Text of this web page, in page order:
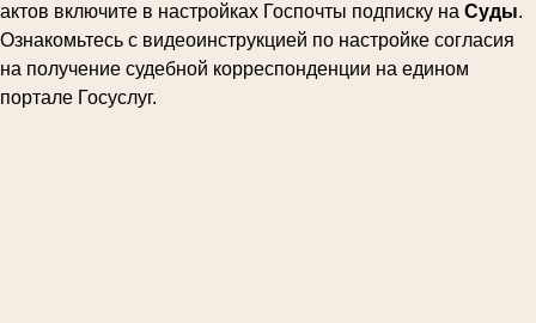
актов включите в настройках Госпочты подписку на Суды.
Ознакомьтесь с видеоинструкцией по настройке согласия
на получение судебной корреспонденции на едином
портале Госуслуг.